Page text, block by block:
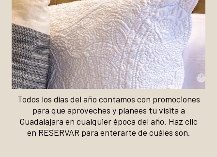
Todos los días del año contamos con promociones
para que aproveches y planees tu visita a
Guadalajara en cualquier época del año. Haz clic
en RESERVAR para enterarte de cuáles son.